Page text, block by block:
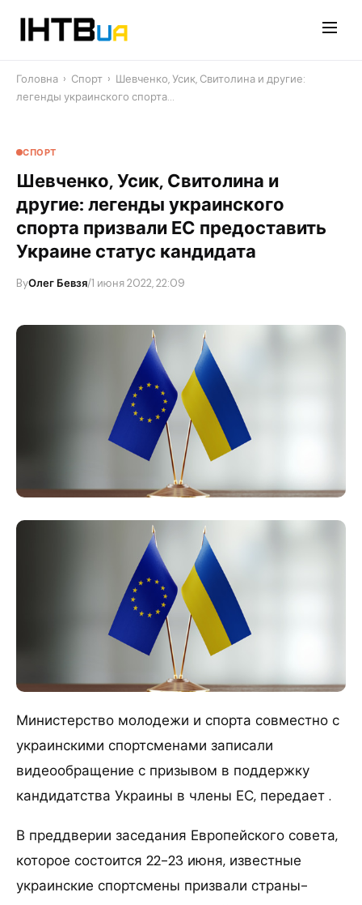
Головна › Спорт › Шевченко, Усик, Свитолина и другие:
легенды украинского спорта…
СПОРТ
Шевченко, Усик, Свитолина и
другие: легенды украинского
спорта призвали ЕС предоставить
Украине статус кандидата
ByОлег Бевзя/1 июня 2022, 22:09
Министерство молодежи и спорта совместно с
украинскими спортсменами записали
видеообращение с призывом в поддержку
кандидатства Украины в члены ЕС, передает .
В преддверии заседания Европейского совета,
которое состоится 22-23 июня, известные
украинские спортсмены призвали страны-